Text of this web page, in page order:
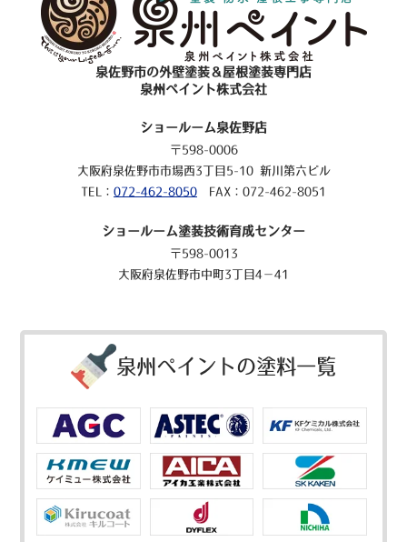
泉佐野市の外壁塗装＆屋根塗装専門店
泉州ペイント株式会社
ショールーム泉佐野店
〒598-0006
大阪府泉佐野市市場西3丁目5-10 新川第六ビル
TEL： 072-462-8050 FAX：072-462-8051
ショールーム塗装技術育成センター
〒598-0013
大阪府泉佐野市中町3丁目4－41
泉州ペイントの塗料一覧